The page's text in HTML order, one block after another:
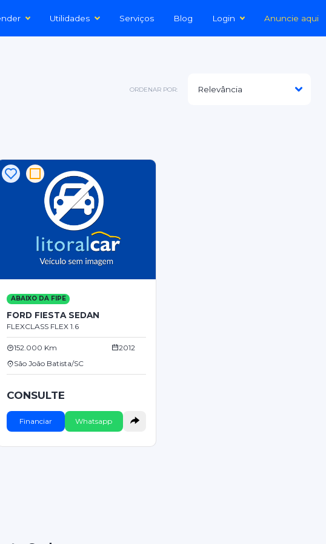
Utilidades Serviços Blog Login Anuncie aqui
ORDENAR POR:
ABAIXO DA FIPE
FORD FIESTA SEDAN
FLEXCLASS FLEX 1.6
152.000 Km
2012
São João Batista/SC
CONSULTE
Financiar Whatsapp